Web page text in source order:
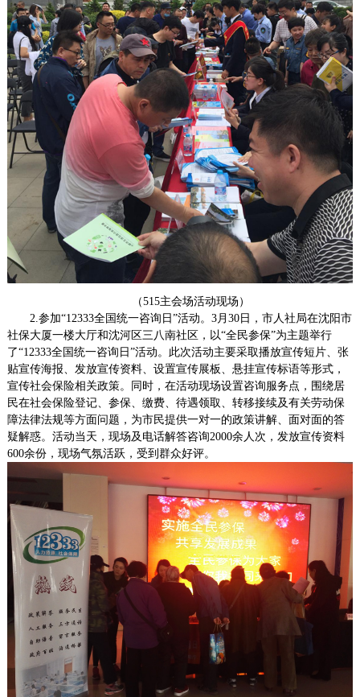
（515主会场活动现场）
2.参加“12333全国统一咨询日 ”活动。 3月30日，市人社局在沈阳市
社保大厦一楼大厅和沈河区三八南社区，以“全民参保”为主题举行
了“12333全国统一咨询日 ”活动。此次活动主要采取播放宣传短片、张
贴宣传海报、发放宣传资料、设置宣传展板、悬挂宣传标语等形式，
宣传社会保险相关政策。同时，在活动现场设置咨询服务点，围绕居
民在社会保险登记、参保、缴费、待遇领取、转移接续及有关劳动保
障法律法规等方面问题，为市民提供一对一的政策讲解、面对面的答
疑解惑。活动当天，现场及电话解答咨询2000余人次，发放宣传资料
600余份，现场气氛活跃，受到群众好评。